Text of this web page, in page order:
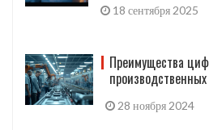
18 сентября 2025
Преимущества
28 ноября 2024